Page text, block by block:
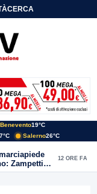
CERCA
Benevento19°C
Salerno26°C
Zampetti e
12 ORE FA